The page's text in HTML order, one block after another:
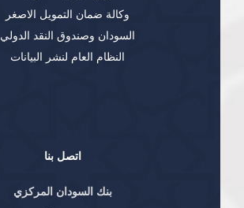
اتصل بنا
بنك السودان المركزي
وكالة ضمان التمويل الاصغر
السودان وصندوق النقد الدولي
النظام العام لنشر البيانات